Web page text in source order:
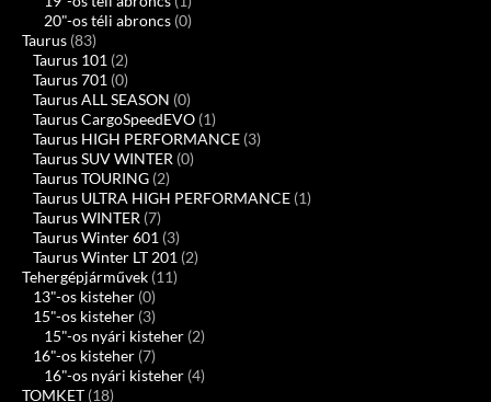
20"-os téli abroncs (0)
Taurus (83)
Taurus 101 (2)
Taurus 701 (0)
Taurus ALL SEASON (0)
Taurus CargoSpeedEVO (1)
Taurus HIGH PERFORMANCE (3)
Taurus SUV WINTER (0)
Taurus TOURING (2)
Taurus ULTRA HIGH PERFORMANCE (1)
Taurus WINTER (7)
Taurus Winter 601 (3)
Taurus Winter LT 201 (2)
Tehergépjárművek (11)
13"-os kisteher (0)
15"-os kisteher (3)
15"-os nyári kisteher (2)
16"-os kisteher (7)
16"-os nyári kisteher (4)
TOMKET (18)